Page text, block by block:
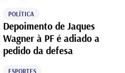
POLÍTICA
Depoimento de Jaques
Wagner à PF é adiado a
pedido da defesa
ESPORTES